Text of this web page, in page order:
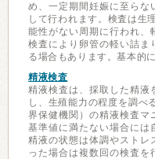
め、一定期間妊娠に至らな
して行われます。検査は生
能性がない周期に行われ、
検査により卵管の軽い詰ま
る場合もあります。基本的
精液検査
精液検査は、採取した精液
し、生殖能力の程度を調べ
界保健機関）の精液検査マ
基準値に満たない場合には
精液の状態は体調やストレ
った場合は複数回の検査を